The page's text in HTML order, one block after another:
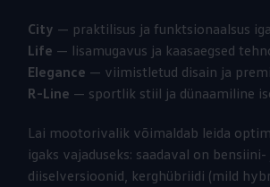
City — praktilisus ja funktsionaalsus
Life — lisamugavus ja kaasaegsed
Elegance — viimistletud disain ja
R-Line — sportlik stiil ja dünaamiline
Lai mootorivalik võimaldab leida
igaks vajaduseks: saadaval on bensiini-
diiselversioonid, kerghübriidi (mild